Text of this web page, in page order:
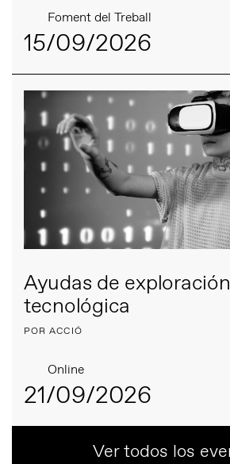
Foment del Treball
15/09/2026
Ayudas de exploración
tecnológica
POR ACCIÓ
Online
21/09/2026
Ver todos los